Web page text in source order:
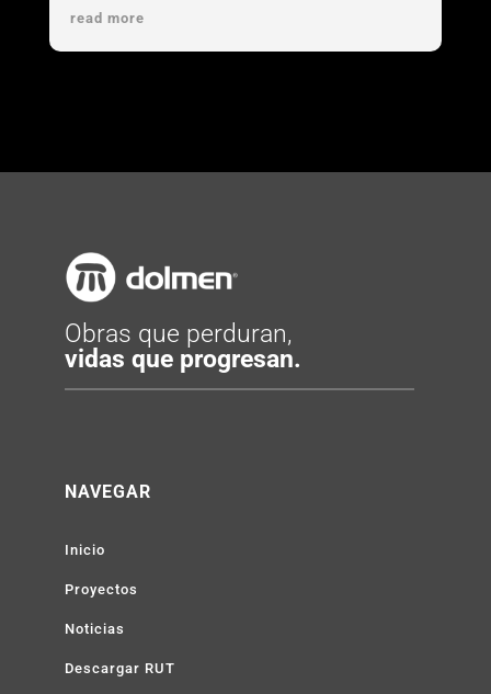
read more
Obras que perduran,
vidas que progresan.
NAVEGAR
Inicio
Proyectos
Noticias
Descargar RUT